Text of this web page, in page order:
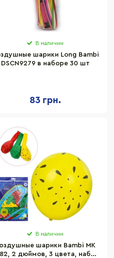
В наличии
шарики Long Bambi
DSCN9279 в наборе 30 шт
83 грн.
В наличии
шарики Bambi MK
2 дюймов, 3 цвета, набор